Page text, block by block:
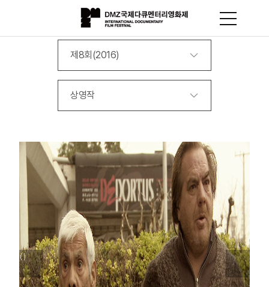
제8회(2016)
상영작